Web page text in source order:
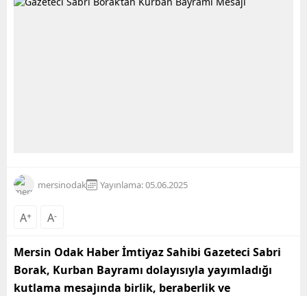
mersinodak Yayınlama: 05.06.2025
A+ A-
Mersin Odak Haber İmtiyaz Sahibi Gazeteci Sabri
Borak, Kurban Bayramı dolayısıyla yayımladığı
kutlama mesajında birlik, beraberlik ve